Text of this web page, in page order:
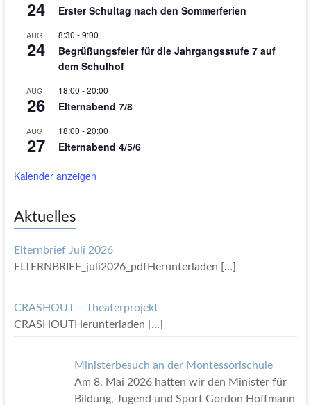
24 Erster Schultag nach den Sommerferien
AUG.
24
8:30 -9:00
Begrüßungsfeier für die Jahrgangsstufe 7 auf
dem Schulhof
AUG.
26
18:00 -20:00
Elternabend 7/8
AUG.
27
18:00 -20:00
Elternabend 4/5/6
Kalender anzeigen
Aktuelles
Elternbrief Juli 2026
ELTERNBRIEF_juli2026_pdfHerunterladen […]
CRASHOUT – Theaterprojekt
CRASHOUTHerunterladen […]
Ministerbesuch an der Montessorischule
Am 8. Mai 2026 hatten wir den Minister für
Bildung, Jugend und Sport Gordon Hoffmann